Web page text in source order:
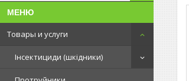
Товары и услуги
Інсектициди (шкідники)